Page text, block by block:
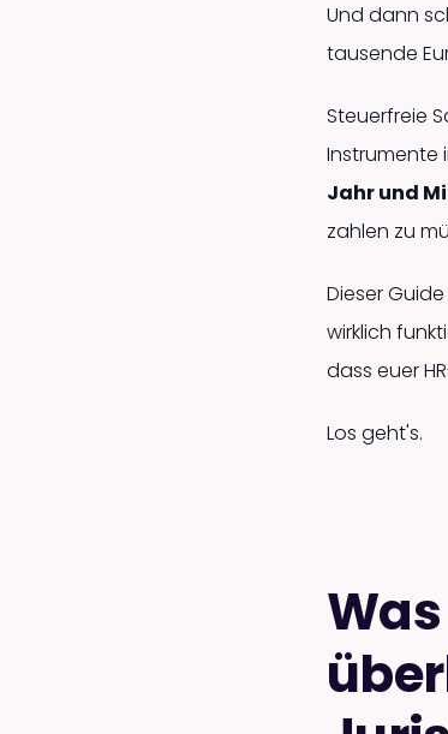
Und dann
tausende
Steuerfreie
Instrumente
Jahr und
zahlen zu
Dieser
wirklich
dass euer
Los geht's.